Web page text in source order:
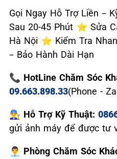
Gọi Ngay Hỗ Trợ Liền –
Sau 20-45 Phút ⭐ Sửa
Hà Nội ⭐ Kiểm Tra
– Bảo Hành Dài Hạn
📞 HotLine Chăm Sóc
09.663.898.33(Phone -
👨‍🔧 Hỗ Trợ Kỹ Thuật:
gửi ảnh máy để được tư
👨‍💼 Phòng Chăm Sóc